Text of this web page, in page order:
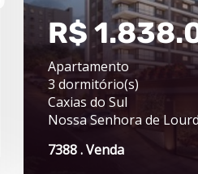
R$
Apartamento
3 dormitório(s)
Caxias do Sul
Nossa Senhora de
7388 . Venda